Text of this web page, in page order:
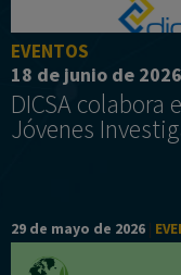
EVENTOS
18 de junio de 2026
DICSA colabora
Jóvenes
29 de mayo de 2026 |